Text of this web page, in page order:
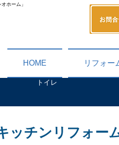
ホーム」
HOME リフォー
トイレ
ッチンリフォー